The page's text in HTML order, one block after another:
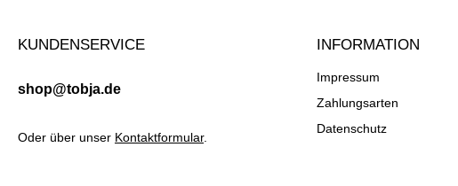
KUNDENSERVICE
shop@tobja.de
Oder über unser Kontaktformular.
INFORMATION
Impressum
Zahlungsarten
Datenschutz